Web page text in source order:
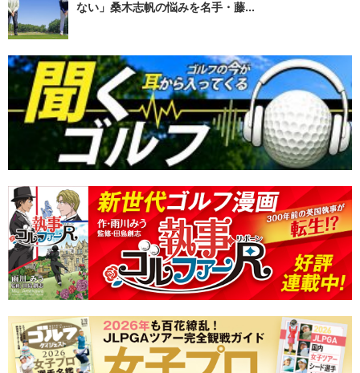
ない」桑木志帆の悩みを名手・藤...